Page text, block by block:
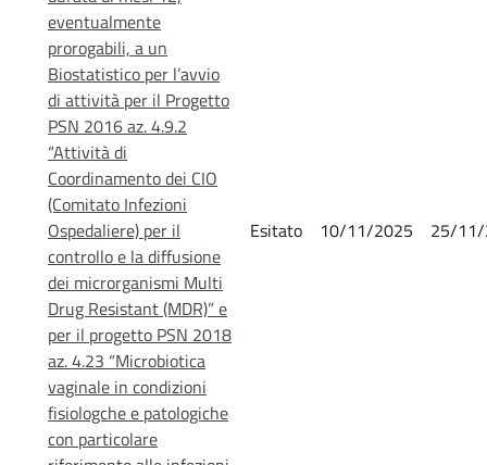
eventualmente
prorogabili, a un
Biostatistico per l’avvio
di attività per il Progetto
PSN 2016 az. 4.9.2
“Attività di
Coordinamento dei CIO
(Comitato Infezioni
Ospedaliere) per il
controllo e la diffusione
dei microrganismi Multi
Drug Resistant (MDR)” e
per il progetto PSN 2018
az. 4.23 “Microbiotica
vaginale in condizioni
fisiologche e patologiche
con particolare
Esitato 10/11/2025 25/